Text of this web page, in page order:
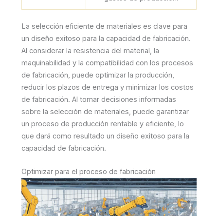
La selección eficiente de materiales es clave para
un diseño exitoso para la capacidad de fabricación.
Al considerar la resistencia del material, la
maquinabilidad y la compatibilidad con los procesos
de fabricación, puede optimizar la producción,
reducir los plazos de entrega y minimizar los costos
de fabricación. Al tomar decisiones informadas
sobre la selección de materiales, puede garantizar
un proceso de producción rentable y eficiente, lo
que dará como resultado un diseño exitoso para la
capacidad de fabricación.
Optimizar para el proceso de fabricación